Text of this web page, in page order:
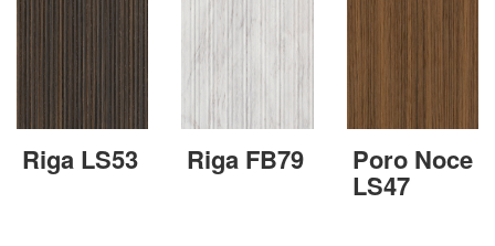
Riga LS53 Riga FB79 Poro Noce
LS47